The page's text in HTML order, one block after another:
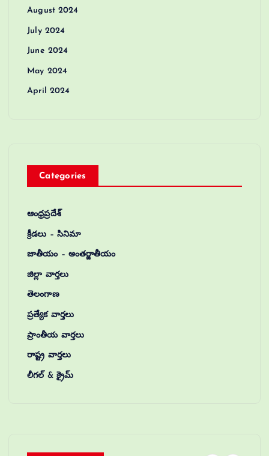
August 2024
July 2024
June 2024
May 2024
April 2024
Categories
ఆంధ్రప్రదేశ్
క్రీడలు – సినిమా
జాతీయం – అంతర్జాతీయం
జిల్లా వార్తలు
తెలంగాణ
ప్రత్యేక వార్తలు
ప్రాంతీయ వార్తలు
రాష్ట్ర వార్తలు
లీగల్ & క్రైమ్